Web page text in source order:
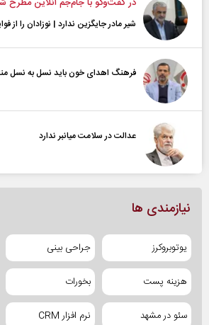
در گفت‌و‌گو با جام‌جم آنلاین مطرح
شیر مادر جایگزین ندارد | نوزادان را از
فرهنگ اهدای خون باید نسل به نسل
عدالت در سلامت میانبر ندارد
نیازمندی ها
یوتوبروکرز جراحی بینی
هزینه پست بخورات
سئو در مشهد نرم افزار CRM